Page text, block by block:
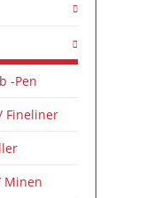
-Pen
Fineliner
Minen